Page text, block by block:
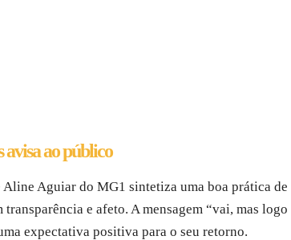
ao público
Aline Aguiar do MG1 sintetiza uma boa prática
transparência e afeto. A mensagem “vai, mas
expectativa positiva para o seu retorno.